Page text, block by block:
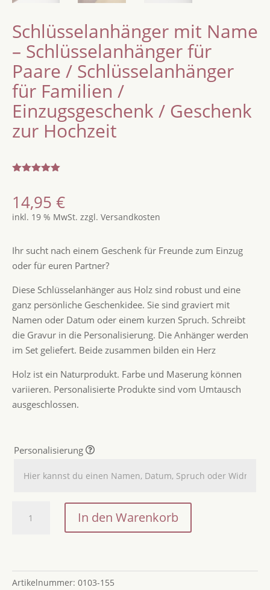
Schlüsselanhänger mit Name
– Schlüsselanhänger für
Paare / Schlüsselanhänger
für Familien /
Einzugsgeschenk / Geschenk
zur Hochzeit
von 5,
basierend
auf
14,95 €
inkl. 19 % MwSt. zzgl. Versandkosten
Ihr sucht nach einem Geschenk für Freunde zum Einzug
oder für euren Partner?
Diese Schlüsselanhänger aus Holz sind robust und eine
ganz persönliche Geschenkidee. Sie sind graviert mit
Namen oder Datum oder einem kurzen Spruch. Schreibt
die Gravur in die Personalisierung. Die Anhänger werden
im Set geliefert. Beide zusammen bilden ein Herz
Holz ist ein Naturprodukt. Farbe und Maserung können
variieren. Personalisierte Produkte sind vom Umtausch
ausgeschlossen.
Personalisierung
Schlüsselanhänger
Schlüsselanhänger
für
In den Warenkorb
Artikelnummer: 0103-155